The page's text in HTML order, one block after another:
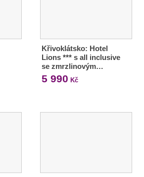
Křivoklátsko: Hotel
Lions *** s all inclusive
se zmrzlinovým…
5 990 Kč